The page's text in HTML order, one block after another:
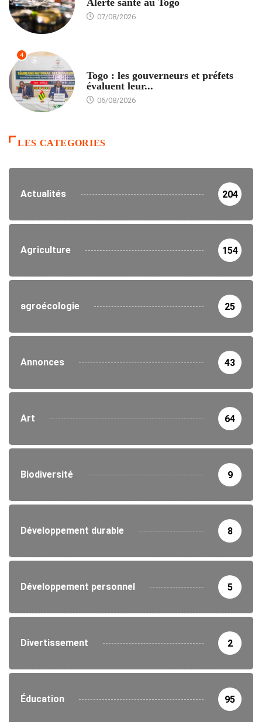
Alerte santé au Togo
07/08/2026
4
Togo : les gouverneurs et préfets
évaluent leur...
06/08/2026
LES CATEGORIES
Actualités 204
Agriculture 154
agroécologie 25
Annonces 43
Art 64
Biodiversité 9
Développement durable 8
Développement personnel 5
Divertissement 2
Éducation 95